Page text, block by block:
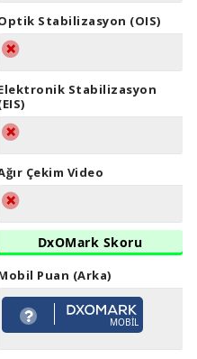
Stabilizasyon (OIS)
Stabilizasyon
Çekim Video
DxOMark Skoru
Puan (Arka)
MOBIL